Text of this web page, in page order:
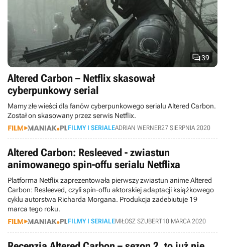
39
Altered Carbon – Netflix skasował
cyberpunkowy serial
Mamy złe wieści dla fanów cyberpunkowego serialu Altered Carbon.
Został on skasowany przez serwis Netflix.
FILMY I SERIALEADRIAN WERNER27 SIERPNIA 2020
Altered Carbon: Resleeved - zwiastun
animowanego spin-offu serialu Netflixa
Platforma Netflix zaprezentowała pierwszy zwiastun anime Altered
Carbon: Resleeved, czyli spin-offu aktorskiej adaptacji książkowego
cyklu autorstwa Richarda Morgana. Produkcja zadebiutuje 19
marca tego roku.
FILMY I SERIALEMIŁOSZ SZUBERT10 MARCA 2020